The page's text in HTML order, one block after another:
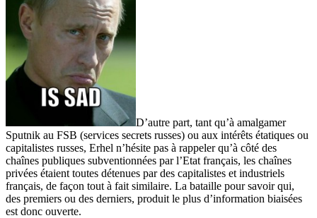
D’autre part, tant qu’à amalgamer
Sputnik au FSB (services secrets russes) ou aux intérêts étatiques ou
capitalistes russes, Erhel n’hésite pas à rappeler qu’à côté des
chaînes publiques subventionnées par l’Etat français, les chaînes
privées étaient toutes détenues par des capitalistes et industriels
français, de façon tout à fait similaire. La bataille pour savoir qui,
des premiers ou des derniers, produit le plus d’information biaisées
est donc ouverte.